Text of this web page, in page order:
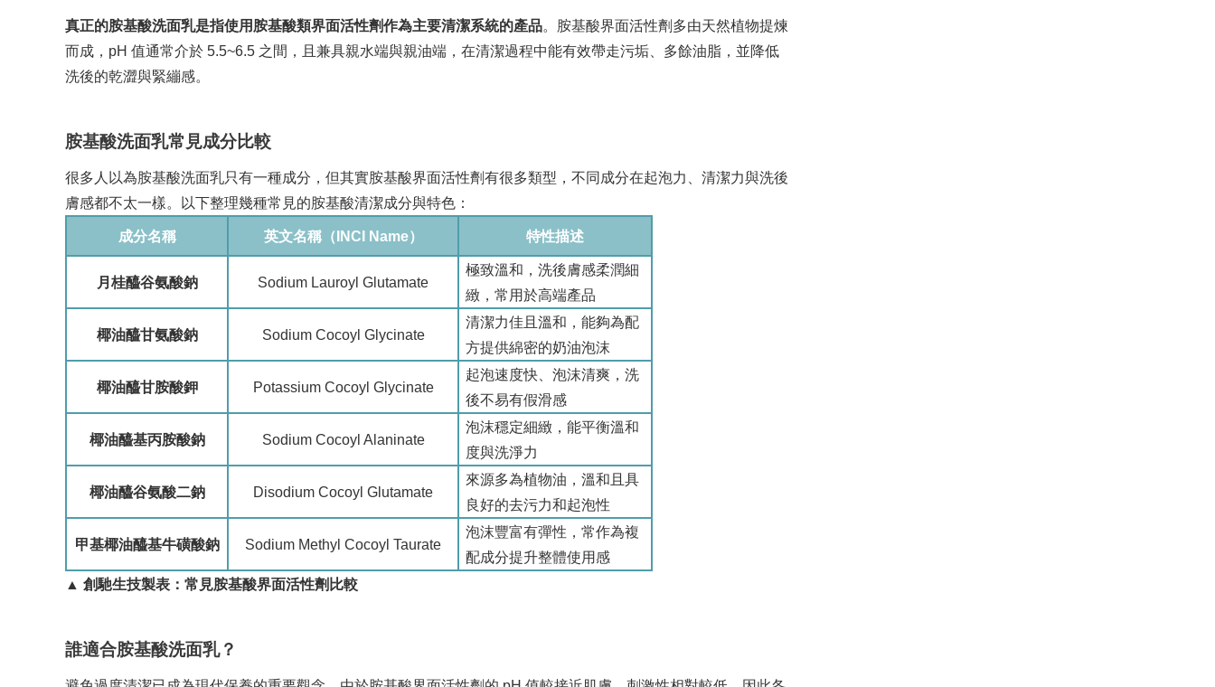
真正的胺基酸洗面乳是指使用胺基酸類界面活性劑作為主要清潔系統的產品。胺基酸界面活性劑多由天然植物提煉
而成，pH 值通常介於 5.5~6.5 之間，且兼具親水端與親油端，在清潔過程中能有效帶走污垢、多餘油脂，並降低
洗後的乾澀與緊繃感。
胺基酸洗面乳常見成分比較
很多人以為胺基酸洗面乳只有一種成分，但其實胺基酸界面活性劑有很多類型，不同成分在起泡力、清潔力與洗後
膚感都不太一樣。以下整理幾種常見的胺基酸清潔成分與特色：
成分名稱 英文名稱（INCI Name） 特性描述
月桂醯谷氨酸鈉 Sodium Lauroyl Glutamate
極致溫和，洗後膚感柔潤細
緻，常用於高端產品
椰油醯甘氨酸鈉 Sodium Cocoyl Glycinate
清潔力佳且溫和，能夠為配
方提供綿密的奶油泡沫
椰油醯甘胺酸鉀 Potassium Cocoyl Glycinate
起泡速度快、泡沫清爽，洗
後不易有假滑感
椰油醯基丙胺酸鈉 Sodium Cocoyl Alaninate
泡沫穩定細緻，能平衡溫和
度與洗淨力
椰油醯谷氨酸二鈉 Disodium Cocoyl Glutamate
來源多為植物油，溫和且具
良好的去污力和起泡性
甲基椰油醯基牛磺酸鈉 Sodium Methyl Cocoyl Taurate
泡沫豐富有彈性，常作為複
配成分提升整體使用感
▲ 創馳生技製表：常見胺基酸界面活性劑比較
誰適合胺基酸洗面乳？